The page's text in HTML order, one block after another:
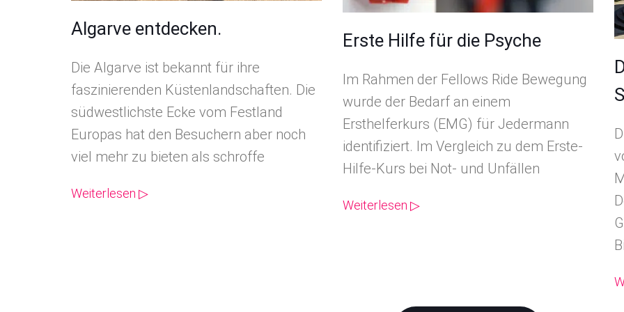
Algarve entdecken.
Die Algarve ist bekannt für ihre
faszinierenden Küstenlandschaften. Die
südwestlichste Ecke vom Festland
Europas hat den Besuchern aber noch
viel mehr zu bieten als schroffe
Weiterlesen ▷
Erste Hilfe für die Psyche
Im Rahmen der Fellows Ride Bewegung
wurde der Bedarf an einem
Ersthelferkurs (EMG) für Jedermann
identifiziert. Im Vergleich zu dem Erste-
Hilfe-Kurs bei Not- und Unfällen
Weiterlesen ▷